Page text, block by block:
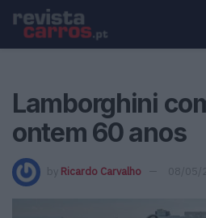
Lamborghini
ontem 60 anos
by Ricardo Carvalho 08/05/